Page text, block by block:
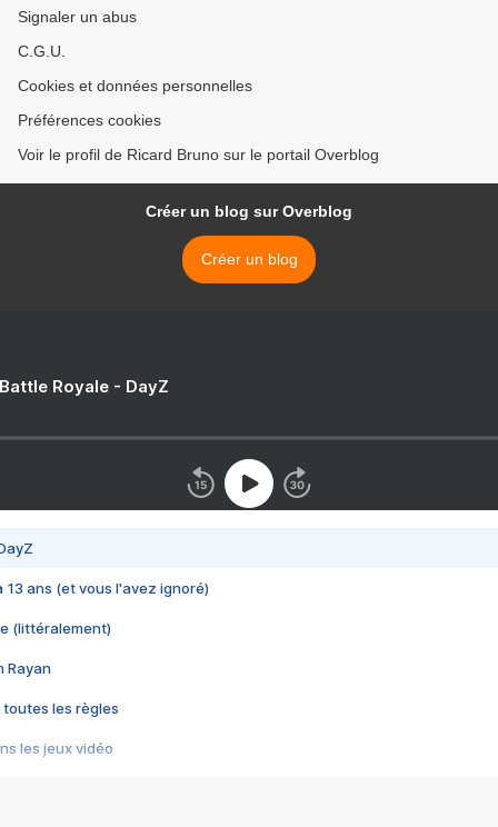
Signaler un abus
C.G.U.
Cookies et données personnelles
Préférences cookies
Voir le profil de Ricard Bruno sur le portail Overblog
Créer un blog sur Overblog
Créer un blog
Royale - DayZ
13 ans (et vous l'avez ignoré)
(littéralement)
Rayan
toutes les règles
les jeux vidéo